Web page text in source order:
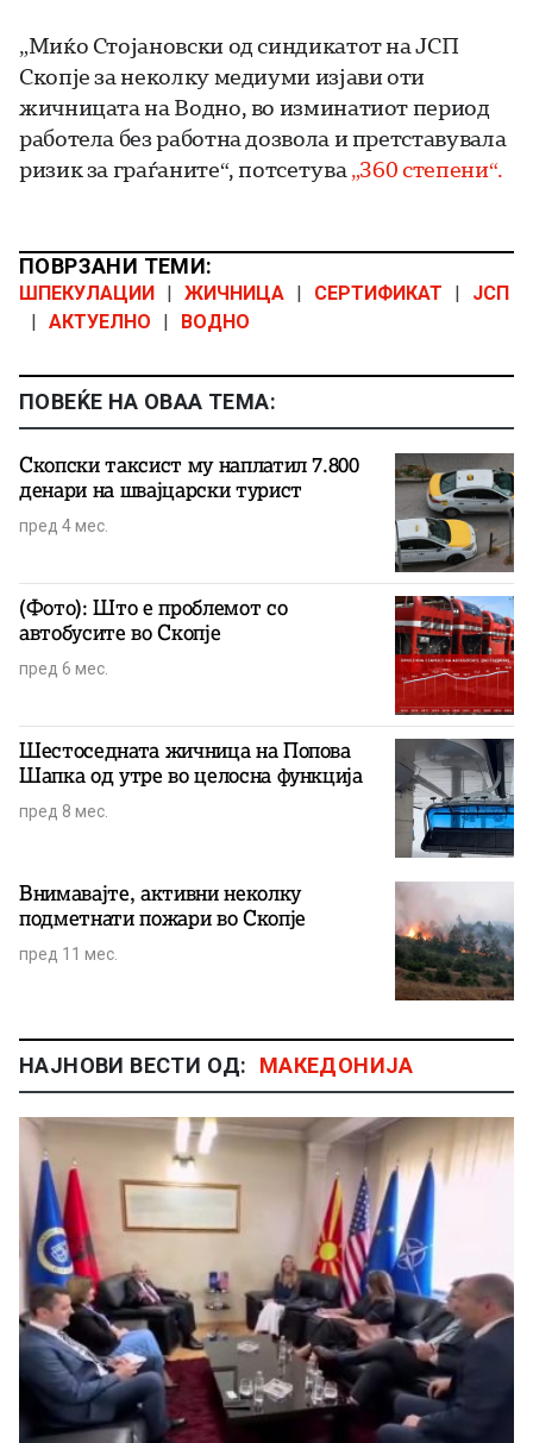
„Миќо Стојановски од синдикатот на ЈСП
Скопје за неколку медиуми изјави оти
жичницата на Водно, во изминатиот период
работела без работна дозвола и претставувала
ризик за граѓаните“, потсетува „360 степени“.
ПОВРЗАНИ ТЕМИ:
ШПЕКУЛАЦИИ | ЖИЧНИЦА | СЕРТИФИКАТ |
ЈСП
| АКТУЕЛНО | ВОДНО
ПОВЕЌЕ НА ОВАА ТЕМА:
Скопски таксист му наплатил 7.800
денари на швајцарски турист
пред 4 мес.
(Фото): Што е проблемот со
автобусите во Скопје
пред 6 мес.
Шестоседната жичница на Попова
Шапка од утре во целосна функција
пред 8 мес.
Внимавајте, активни неколку
подметнати пожари во Скопје
пред 11 мес.
НАЈНОВИ ВЕСТИ ОД: МАКЕДОНИЈА